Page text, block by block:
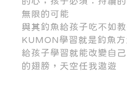
無限的可能
與其釣魚給孩子吃不如
KUMON學習就是釣魚方
給孩子學習就能改變自
的翅膀，天空任我遨遊